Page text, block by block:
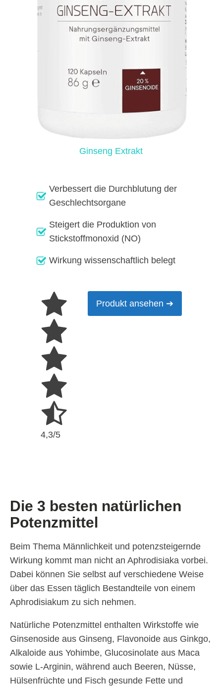
Ginseng Extrakt
Verbessert die Durchblutung der
Geschlechtsorgane
Steigert die Produktion von
Stickstoffmonoxid (NO)
Wirkung wissenschaftlich belegt
4,3/5
Produkt ansehen ➔
Die 3 besten natürlichen
Potenzmittel
Beim Thema Männlichkeit und potenzsteigernde
Wirkung kommt man nicht an Aphrodisiaka vorbei.
Dabei können Sie selbst auf verschiedene Weise
über das Essen täglich Bestandteile von einem
Aphrodisiakum zu sich nehmen.
Natürliche Potenzmittel enthalten Wirkstoffe wie
Ginsenoside aus Ginseng, Flavonoide aus Ginkgo,
Alkaloide aus Yohimbe, Glucosinolate aus Maca
sowie L-Arginin, während auch Beeren, Nüsse,
Hülsenfrüchte und Fisch gesunde Fette und